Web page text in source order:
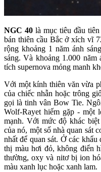
NGC 40là mục tiêu đầu tiên
bán thiên cầu Bắc ở xích vĩ
rộng khoảng 1 năm ánh
sáng. Và khoảng 1.000
tích supernova mỏng manh
Với một kính thiên văn vừa
của chiếc nhẫn hoặc trông
gọi là tinh vân Bow Tie.
Wolf-Rayet hiếm gặp - một
mạnh. Với mức độ khác
của nó, một số nhà quan sát
nhất để quan sát. Ở các
thị màu hơi đỏ, không điển
thường, oxy và nitơ bị ion
màu xanh lục hoặc xanh lam.